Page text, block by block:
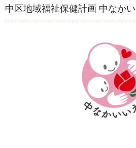
中区地域福祉保健計画 中なか